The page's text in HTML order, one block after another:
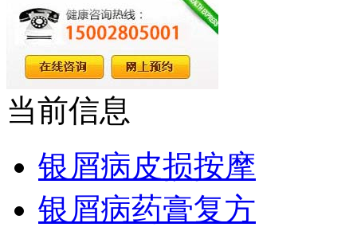
当前信息
银屑病皮损按摩
银屑病药膏复方